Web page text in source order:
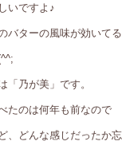
いですよ♪
バターの風味が効いてる
「乃が美」です。
たのは何年も前なので
、どんな感じだったか忘